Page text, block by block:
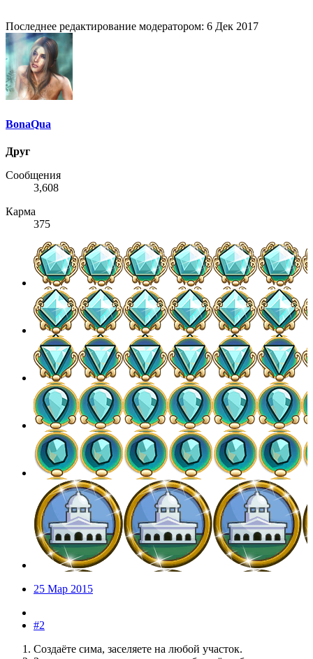
Последнее редактирование модератором: 6 Дек 2017
BonaQua
Друг
Сообщения
3,608
Карма
375
25 Мар 2015
#2
Создаёте сима, заселяете на любой участок.